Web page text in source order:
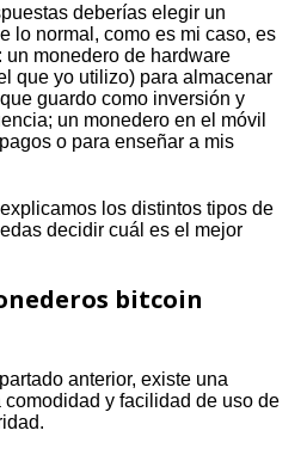
deberías elegir un
lo normal, como es mi caso, es
un monedero de hardware
que yo utilizo) para almacenar
guardo como inversión y
un monedero en el móvil
o para enseñar a mis
los distintos tipos de
decidir cuál es el mejor
bitcoin
anterior, existe una
y facilidad de uso de